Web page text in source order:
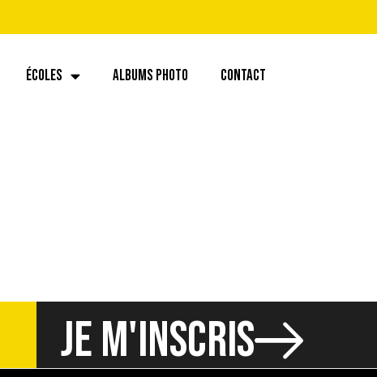
ÉCOLES ALBUMS PHOTO CONTACT
JE M'INSCRIS